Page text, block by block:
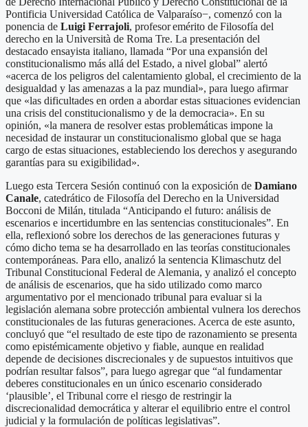
Pontificia Universidad Católica de Valparaíso−, comenzó con la
ponencia de Luigi Ferrajoli, profesor emérito de Filosofía del
derecho en la Università de Roma Tre. La presentación del
destacado ensayista italiano, llamada “Por una expansión del
constitucionalismo más allá del Estado, a nivel global” alertó
«acerca de los peligros del calentamiento global, el crecimiento de la
desigualdad y las amenazas a la paz mundial», para luego afirmar
que «las dificultades en orden a abordar estas situaciones evidencian
una crisis del constitucionalismo y de la democracia». En su
opinión, «la manera de resolver estas problemáticas impone la
necesidad de instaurar un constitucionalismo global que se haga
cargo de estas situaciones, estableciendo los derechos y asegurando
garantías para su exigibilidad».
Luego esta Tercera Sesión continuó con la exposición de Damiano
Canale, catedrático de Filosofía del Derecho en la Universidad
Bocconi de Milán, titulada “Anticipando el futuro: análisis de
escenarios e incertidumbre en las sentencias constitucionales”. En
ella, reflexionó sobre los derechos de las generaciones futuras y
cómo dicho tema se ha desarrollado en las teorías constitucionales
contemporáneas. Para ello, analizó la sentencia Klimaschutz del
Tribunal Constitucional Federal de Alemania, y analizó el concepto
de análisis de escenarios, que ha sido utilizado como marco
argumentativo por el mencionado tribunal para evaluar si la
legislación alemana sobre protección ambiental vulnera los derechos
constitucionales de las futuras generaciones. Acerca de este asunto,
concluyó que “el resultado de este tipo de razonamiento se presenta
como epistémicamente objetivo y fiable, aunque en realidad
depende de decisiones discrecionales y de supuestos intuitivos que
podrían resultar falsos”, para luego agregar que “al fundamentar
deberes constitucionales en un único escenario considerado
‘plausible’, el Tribunal corre el riesgo de restringir la
discrecionalidad democrática y alterar el equilibrio entre el control
judicial y la formulación de políticas legislativas”.